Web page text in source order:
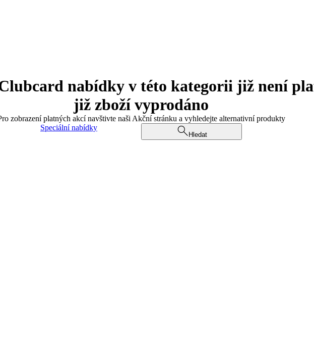
nabídky v této kategorii již není
již zboží vyprodáno
zobrazení platných akcí navštivte naši Akční stránku a vyhledejte alternativní produkty
Speciální nabídky
Hledat